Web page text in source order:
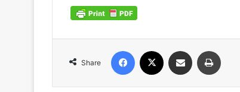
Share
Facebook Share via Email